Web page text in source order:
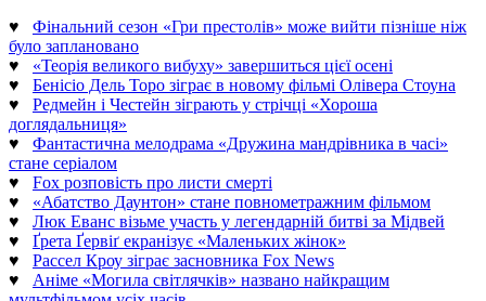
♥ Фінальний сезон «Гри престолів» може вийти пізніше ніж
було заплановано
♥ «Теорія великого вибуху» завершиться цієї осені
♥ Бенісіо Дель Торо зіграє в новому фільмі Олівера Стоуна
♥ Редмейн і Честейн зіграють у стрічці «Хороша
доглядальниця»
♥ Фантастична мелодрама «Дружина мандрівника в часі»
стане серіалом
♥ Fox розповість про листи смерті
♥ «Абатство Даунтон» стане повнометражним фільмом
♥ Люк Еванс візьме участь у легендарній битві за Мідвей
♥ Ґрета Ґервіґ екранізує «Маленьких жінок»
♥ Рассел Кроу зіграє засновника Fox News
♥ Аніме «Могила світлячків» названо найкращим